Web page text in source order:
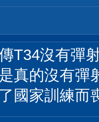
T34沒有彈
真的沒有彈
國家訓練而